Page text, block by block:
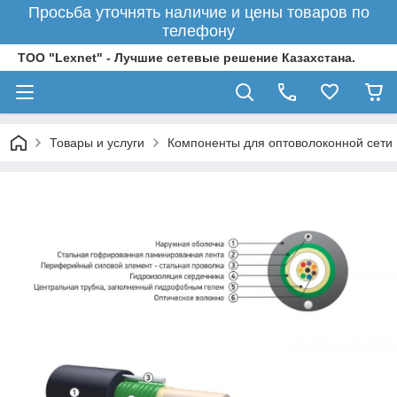
Просьба уточнять наличие и цены товаров по
телефону
ТОО "Lexnet" - Лучшие сетевые решение Казахстана.
Товары и услуги Компоненты для оптоволоконной сети